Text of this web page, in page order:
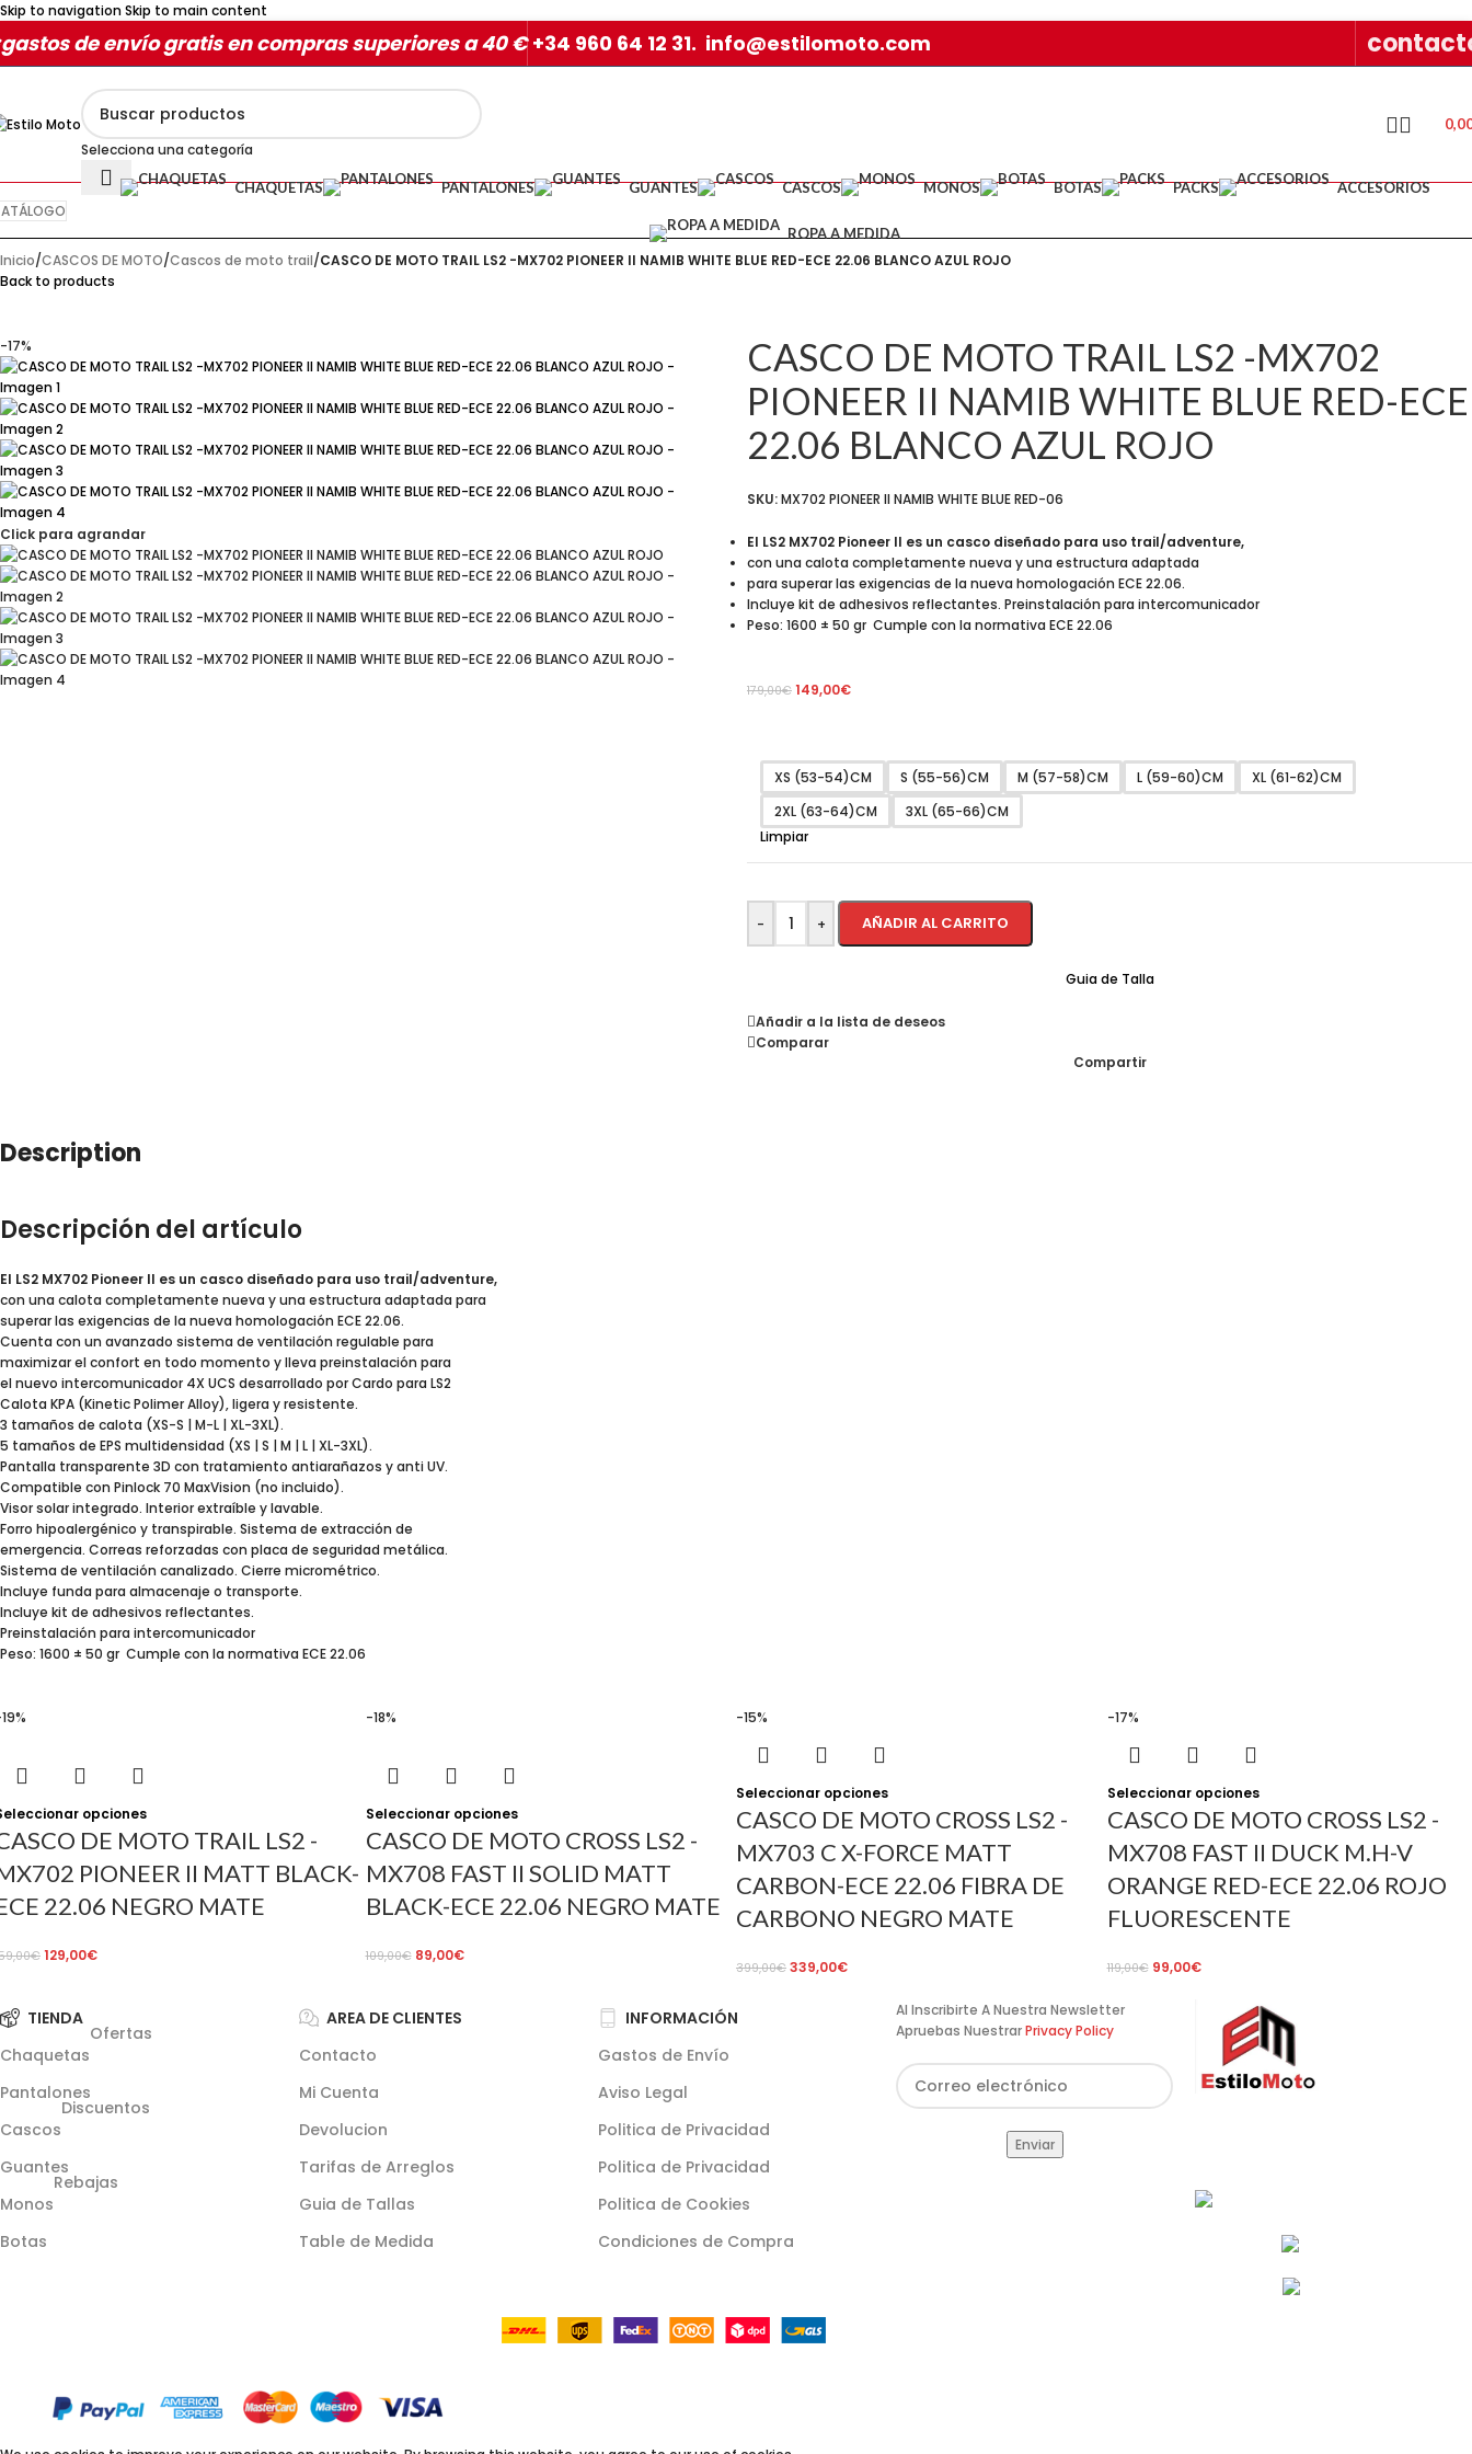
Skip to navigationSkip to main content
de envío gratis en compras superiores a 40 €+34 960 64 12 31. info@estilomoto.com
Selecciona una categoría
CHAQUETAS PANTALONES GUANTES CASCOS MONOS BOTAS PACKS ACCESORIOS
ROPA A MEDIDA
Inicio/CASCOS DE MOTO/Cascos de moto trail/CASCO DE MOTO TRAIL LS2 -MX702 PIONEER II NAMIB WHITE BLUE RED-ECE 22.06 BLANCO AZUL ROJO
Back to products
-17%
Click para agrandar
CASCO DE MOTO TRAIL LS2 -MX702
PIONEER II NAMIB WHITE BLUE RED-ECE
22.06 BLANCO AZUL ROJO
SKU:MX702 PIONEER II NAMIB WHITE BLUE RED-06
El LS2 MX702 Pioneer II es un casco diseñado para uso trail/adventure,
con una calota completamente nueva y una estructura adaptada
para superar las exigencias de la nueva homologación ECE 22.06.
Incluye kit de adhesivos reflectantes. Preinstalación para intercomunicador
Peso: 1600 ± 50 gr Cumple con la normativa ECE 22.06
179,00€ 149,00€
XS (53-54)CM S (55-56)CM M (57-58)CM L (59-60)CM
XL (61-62)CM
2XL (63-64)CM
3XL (65-66)CM
Limpiar
- + AÑADIR AL CARRITO
Guia de Talla
Añadir a la lista de deseos
Comparar
Compartir
Description
Descripción del artículo
El LS2 MX702 Pioneer II es un casco diseñado para uso trail/adventure,
con una calota completamente nueva y una estructura adaptada para
superar las exigencias de la nueva homologación ECE 22.06.
Cuenta con un avanzado sistema de ventilación regulable para
maximizar el confort en todo momento y lleva preinstalación para
el nuevo intercomunicador 4X UCS desarrollado por Cardo para LS2
Calota KPA (Kinetic Polimer Alloy), ligera y resistente.
3 tamaños de calota (XS-S | M-L | XL-3XL).
5 tamaños de EPS multidensidad (XS | S | M | L | XL-3XL).
Pantalla transparente 3D con tratamiento antiarañazos y anti UV.
Compatible con Pinlock 70 MaxVision (no incluido).
Visor solar integrado. Interior extraíble y lavable.
Forro hipoalergénico y transpirable. Sistema de extracción de
emergencia. Correas reforzadas con placa de seguridad metálica.
Sistema de ventilación canalizado. Cierre micrométrico.
Incluye funda para almacenaje o transporte.
Incluye kit de adhesivos reflectantes.
Preinstalación para intercomunicador
Peso: 1600 ± 50 gr Cumple con la normativa ECE 22.06
opciones
DE MOTO TRAIL LS2 -
PIONEER II MATT BLACK-
22.06 NEGRO MATE
€ 129,00€
-18%
Seleccionar opciones
CASCO DE MOTO CROSS LS2 -
MX708 FAST II SOLID MATT
BLACK-ECE 22.06 NEGRO MATE
109,00€ 89,00€
-15%
Seleccionar opciones
CASCO DE MOTO CROSS LS2 -
MX703 C X-FORCE MATT
CARBON-ECE 22.06 FIBRA DE
CARBONO NEGRO MATE
399,00€ 339,00€
-17%
Seleccionar opciones
CASCO DE MOTO CROSS LS2 -
MX708 FAST II DUCK M.H-V
ORANGE RED-ECE 22.06 ROJO
FLUORESCENTE
119,00€ 99,00€
TIENDA
Chaquetas
Ofertas
Pantalones
Cascos
Discuentos
Guantes
Monos
Rebajas
Botas
AREA DE CLIENTES
Contacto
Mi Cuenta
Devolucion
Tarifas de Arreglos
Guia de Tallas
Table de Medida
INFORMACIÓN
Gastos de Envío
Aviso Legal
Politica de Privacidad
Politica de Privacidad
Politica de Cookies
Condiciones de Compra
Al Inscribirte A Nuestra Newsletter
Apruebas NuestrarPrivacy Policy